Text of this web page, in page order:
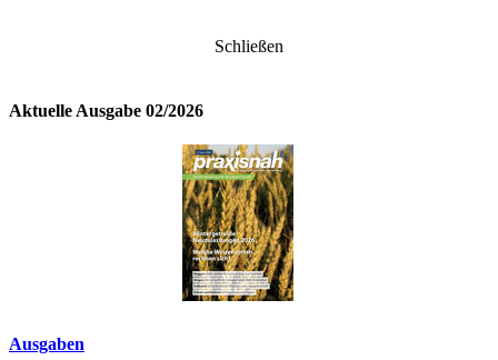
Schließen
Aktuelle Ausgabe 02/2026
Ausgaben